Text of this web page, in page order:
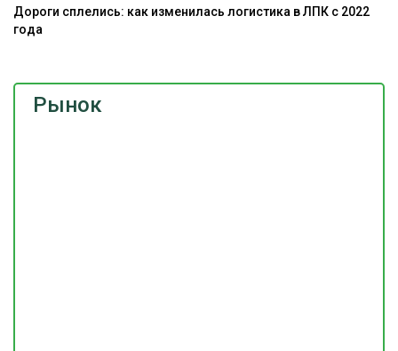
Рынок
Дороги сплелись: как изменилась логистика в ЛПК с 2022
года